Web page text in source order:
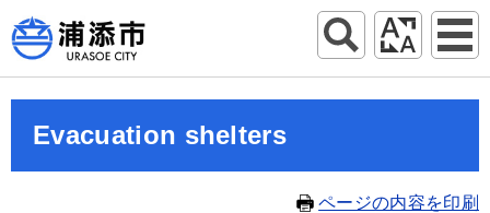
Evacuation shelters
ページの内容を印刷